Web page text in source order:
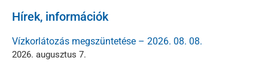
Hírek, információk
Vízkorlátozás megszüntetése – 2026. 08. 08.
2026. augusztus 7.